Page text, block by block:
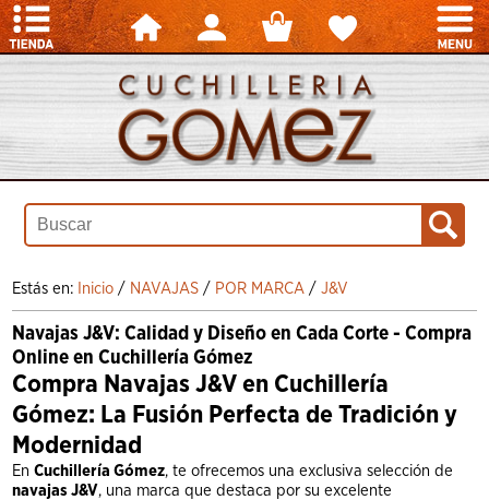
Estás en: Inicio / NAVAJAS / POR MARCA /J&V
Navajas J&V: Calidad y Diseño en Cada Corte - Compra
Online en Cuchillería Gómez
Compra Navajas J&V en Cuchillería
Gómez: La Fusión Perfecta de Tradición y
Modernidad
EnCuchillería Gómez, te ofrecemos una exclusiva selección de
navajas J&V, una marca que destaca por su excelente